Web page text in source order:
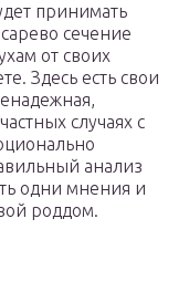
принимать
сечение
от своих
Здесь есть свои
случаях с
анализ
одни мнения и
роддом.